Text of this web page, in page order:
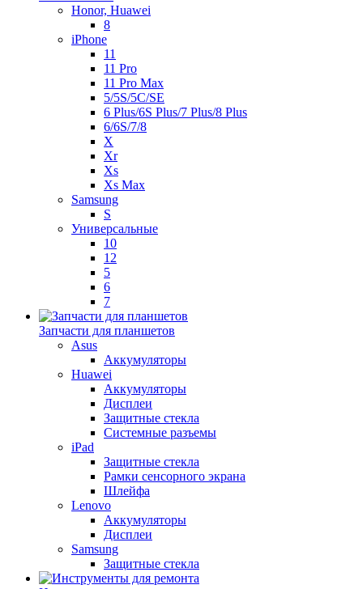
Honor, Huawei
8
iPhone
11
11 Pro
11 Pro Max
5/5S/5C/SE
6 Plus/6S Plus/7 Plus/8 Plus
6/6S/7/8
X
Xr
Xs
Xs Max
Samsung
S
Универсальные
10
12
5
6
7
Запчасти для планшетов
Asus
Аккумуляторы
Huawei
Аккумуляторы
Дисплеи
Защитные стекла
Системные разъемы
iPad
Защитные стекла
Рамки сенсорного экрана
Шлейфа
Lenovo
Аккумуляторы
Дисплеи
Samsung
Защитные стекла